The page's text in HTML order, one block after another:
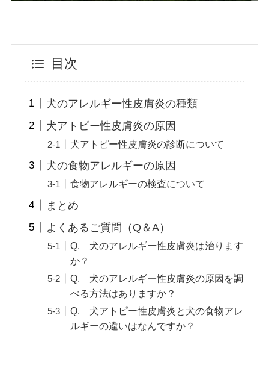
目次
犬のアレルギー性皮膚炎の種類
犬アトピー性皮膚炎の原因
犬アトピー性皮膚炎の診断について
犬の食物アレルギーの原因
食物アレルギーの検査について
まとめ
よくあるご質問（Q＆A）
Q. 犬のアレルギー性皮膚炎は治ります
か？
Q. 犬のアレルギー性皮膚炎の原因を調
べる方法はありますか？
Q. 犬アトピー性皮膚炎と犬の食物アレ
ルギーの違いはなんですか？